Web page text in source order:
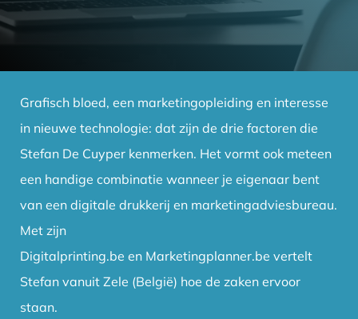
Grafisch bloed, een marketingopleiding en interesse
in nieuwe technologie: dat zijn de drie factoren die
Stefan De Cuyper kenmerken. Het vormt ook meteen
een handige combinatie wanneer je eigenaar bent
van een digitale drukkerij en marketingadviesbureau.
Met zijn
Digitalprinting.be en Marketingplanner.be vertelt
Stefan vanuit Zele (België) hoe de zaken ervoor
staan.